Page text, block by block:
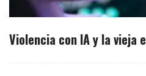
Violencia con IA y la vieja